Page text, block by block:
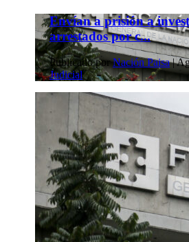
Envían a prisión a
arrestados por c...
Publicado porNación Paisa|
Judicial